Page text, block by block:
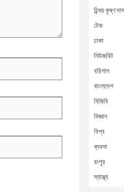
চিন্ময় কৃষ্ণ
টেক
ঢাকা
নিউজবিট
বরিশাল
বাংলাদেশ
বিজিবি
বিজ্ঞান
বিশ্ব
ব্যবসা
রংপুর
স্বাস্থ্য